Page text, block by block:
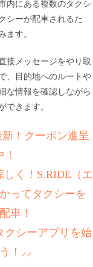
内にある複数のタクシ
シーが配車されるた
ます。
接メッセージをやり取
、目的地へのルートや
な情報を確認しながら
できます。
新！クーポン進呈
！
く！S.RIDE（エ
ってタクシーを
車！
クシーアプリを始
！⸝⸝